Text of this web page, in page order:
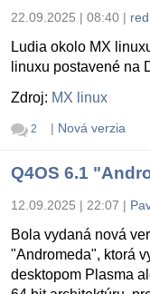
22.09.2025 | 08:40 |
Ludia okolo MX
linuxu postavené na
Zdroj: MX linux
2 | Nová verzia
Q4OS 6.1
12.09.2025 | 22:07 |
Bola vydaná nová
"Andromeda", ktorá
desktopom Plasma